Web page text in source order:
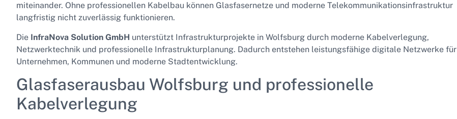
miteinander. Ohne professionellen Kabelbau können Glasfasernetze und moderne Telekommunikationsinfrastruktur
langfristig nicht zuverlässig funktionieren.
Die InfraNova Solution GmbH unterstützt Infrastrukturprojekte in Wolfsburg durch moderne Kabelverlegung,
Netzwerktechnik und professionelle Infrastrukturplanung. Dadurch entstehen leistungsfähige digitale Netzwerke für
Unternehmen, Kommunen und moderne Stadtentwicklung.
Glasfaserausbau Wolfsburg und professionelle
Kabelverlegung